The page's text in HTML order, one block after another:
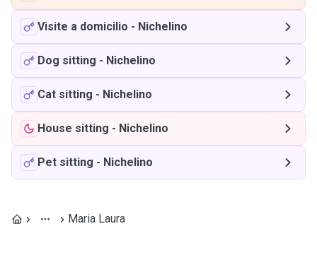
Visite a domicilio - Nichelino
Dog sitting - Nichelino
Cat sitting - Nichelino
House sitting - Nichelino
Pet sitting - Nichelino
Maria Laura